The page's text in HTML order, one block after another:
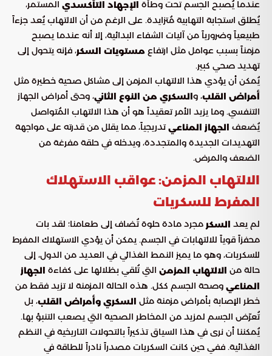
عندما يُصبح الجسم تحت وطأة الإجهاد التأكسدي المستمر،
يُطلق استجابة التهابية مُتزايدة. على الرغم من أن الالتهاب يُعد جزءاً
طبيعياً وضرورياً من آليات الشفاء البدائية، إلا أنه عندما يصبح
مزمناً بسبب عوامل مثل ارتفاع مستويات السكر، فإنه يتحول إلى
تهديد صحي كبير.
يُمكن أن يؤدي هذا الالتهاب المزمن إلى مشاكل صحية خطيرة مثل
أمراض القلب، والسكري من النوع الثاني، وحتى أمراض الجهاز
التنفسي. وما يزيد الأمر تعقيداً هو أن هذا الالتهاب المُتواصل
يُضعف الجهاز المناعيتدريجياً، مما يقلل من قدرته على مواجهة
التهديدات الجديدة والمتجددة، ويدخله في حلقة مفرغة من
الضعف والمرض.
الالتهاب المزمن: عواقب الاستهلاك
المفرط للسكريات
لم يعد السكر مجرد مادة حلوة تُضاف إلى طعامنا؛ لقد بات
محفزاً قوياً للالتهابات في الجسم. يمكن أن يؤدي الاستهلاك المفرط
للسكريات، وهو ما يميز النمط الغذائي في العديد من الدول، إلى
حالة من الالتهاب المزمن التي تُلقي بظلالها على كفاءة الجهاز
المناعي وصحة الجسم ككل. هذه الحالة المزمنة لا تزيد فقط من
خطر الإصابة بأمراض مزمنة مثل السكري وأمراض القلب، بل
تُعرّض الجسم لمزيد من المخاطر الصحية التي يصعب التنبؤ بها.
يُمكننا أن نرى في هذا السياق تذكيراً بالتحولات التاريخية في النظم
الغذائية. ففي حين كانت السكريات مصدراً نادراً للطاقة في